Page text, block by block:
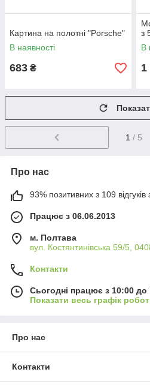
Картина на полотні "Porsche"
В наявності
683 ₴
з
В
1
1 / 5
Про нас
93% позитивних з 109 відгуків
Працює з 06.06.2013
м. Полтава
вул. Костянтинівська 59/5,
Контакти
Сьогодні працює з 10:00 до
Показати весь графік
Про нас
Контакти